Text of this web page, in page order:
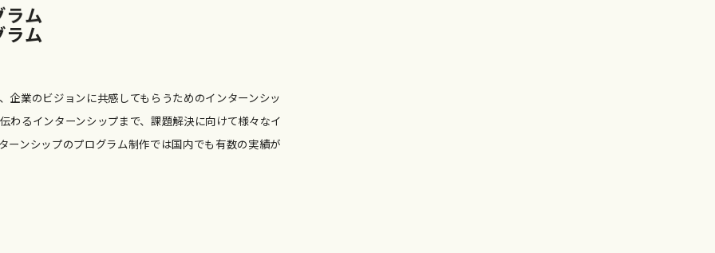
ラム
ラム
企業のビジョンに共感してもらうためのインターンシッ
わるインターンシップまで、課題解決に向けて様々なイ
ーンシップのプログラム制作では国内でも有数の実績が